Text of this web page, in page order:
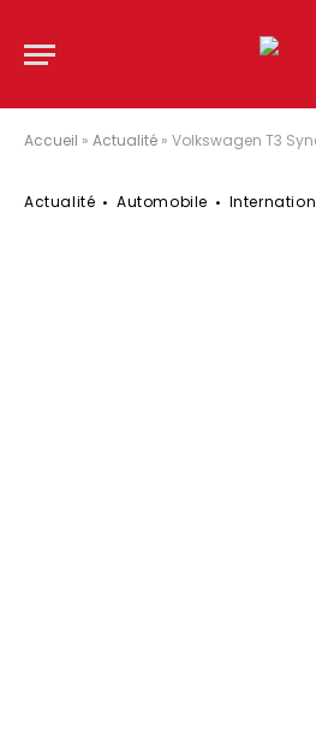
Accueil » Actualité » Volkswagen T3 Syncro (1985-
Actualité Automobile